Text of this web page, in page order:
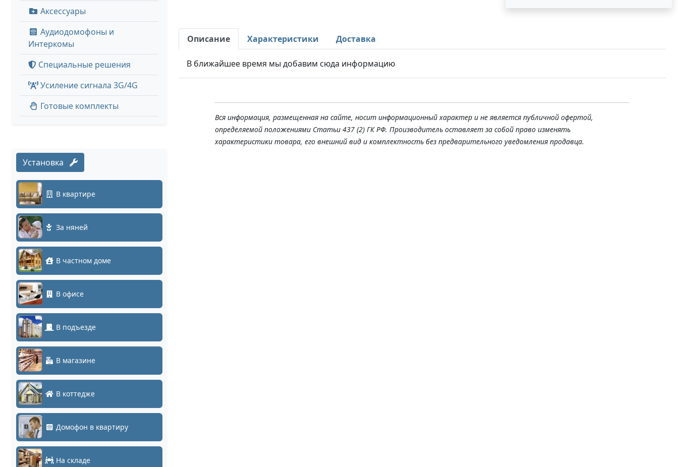
Аксессуары
Аудиодомофоны и
Интеркомы
Специальные решения
Усиление сигнала 3G/4G
Готовые комплекты
Установка
В квартире
За няней
В частном доме
В офисе
В подъезде
В магазине
В коттедже
Домофон в квартиру
На складе
Описание Характеристики Доставка
В ближайшее время мы добавим сюда информацию
Вся информация, размещенная на сайте, носит информационный характер и не является публичной офертой,
определяемой положениями Статьи 437 (2) ГК РФ. Производитель оставляет за собой право изменять
характеристики товара, его внешний вид и комплектность без предварительного уведомления продавца.